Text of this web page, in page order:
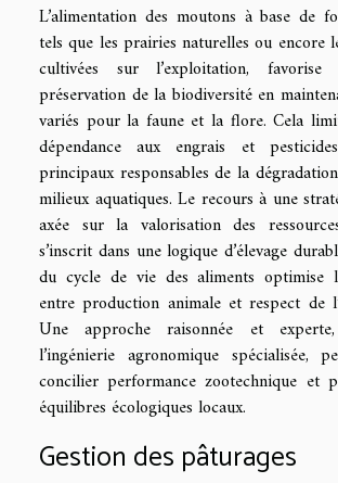
L’alimentation des moutons à base de
tels que les prairies naturelles ou encore
cultivées sur l’exploitation, favorise
préservation de la biodiversité en
variés pour la faune et la flore. Cela
dépendance aux engrais et
principaux responsables de la
milieux aquatiques. Le recours à une
axée sur la valorisation des
s’inscrit dans une logique d’élevage
du cycle de vie des aliments optimise
entre production animale et respect de
Une approche raisonnée et
l’ingénierie agronomique spécialisée,
concilier performance zootechnique et
équilibres écologiques locaux.
Gestion des pâturages